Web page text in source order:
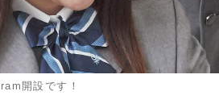
開設です！